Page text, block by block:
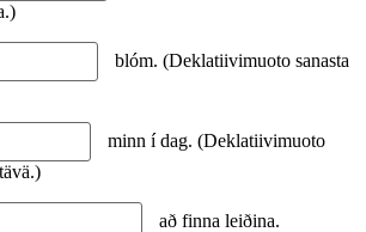
blóm. (Deklatiivimuoto sanasta
minn í dag. (Deklatiivimuoto
að finna leiðina.